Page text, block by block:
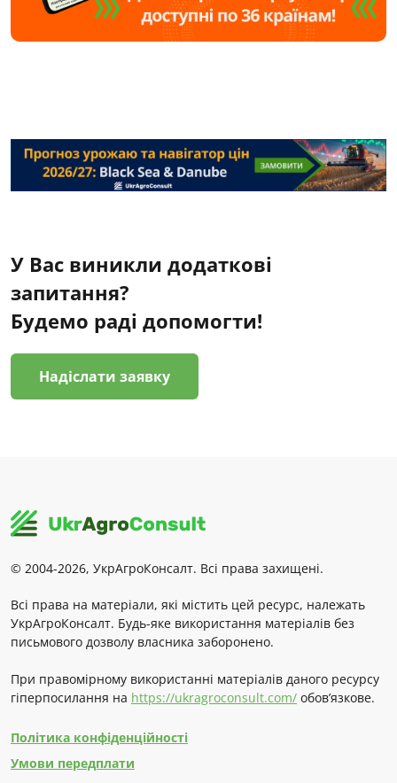
У Вас виникли додаткові
запитання?
Будемо раді допомогти!
Надіслати заявку
© 2004-2026, УкрАгроКонсалт. Всі права захищені.
Всі права на матеріали, які містить цей ресурс, належать
УкрАгроКонсалт. Будь-яке використання матеріалів без
письмового дозволу власника заборонено.
При правомірному використанні матеріалів даного ресурсу
гіперпосилання на https://ukragroconsult.com/ обов’язкове.
Політика конфіденційності
Умови передплати